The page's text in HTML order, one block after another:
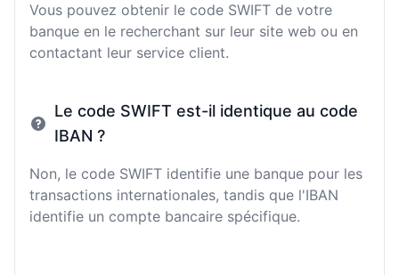
Vous pouvez obtenir le code SWIFT de votre
banque en le recherchant sur leur site web ou en
contactant leur service client.
Le code SWIFT est-il identique au code
IBAN ?
Non, le code SWIFT identifie une banque pour les
transactions internationales, tandis que l'IBAN
identifie un compte bancaire spécifique.